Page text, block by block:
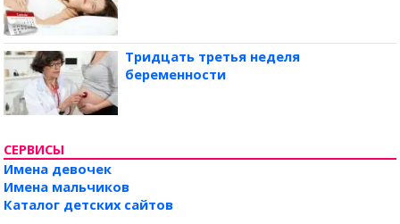
Тридцать третья неделя
беременности
СЕРВИСЫ
Имена девочек
Имена мальчиков
Каталог детских сайтов